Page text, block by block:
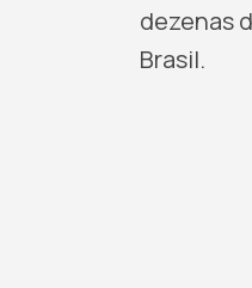
dezenas
Brasil.